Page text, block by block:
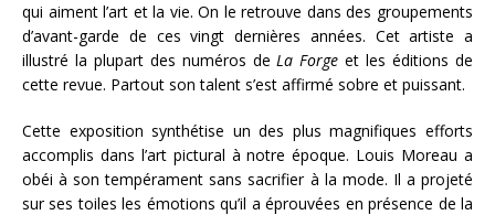
qui aiment l’art et la vie. On le retrouve dans des groupements
d’avant-garde de ces vingt dernières années. Cet artiste a
illustré la plupart des numéros deLa Forge et les éditions de
cette revue. Partout son talent s’est affirmé sobre et puissant.
Cette exposition synthétise un des plus magnifiques efforts
accomplis dans l’art pictural à notre époque. Louis Moreau a
obéi à son tempérament sans sacrifier à la mode. Il a projeté
sur ses toiles les émotions qu’il a éprouvées en présence de la